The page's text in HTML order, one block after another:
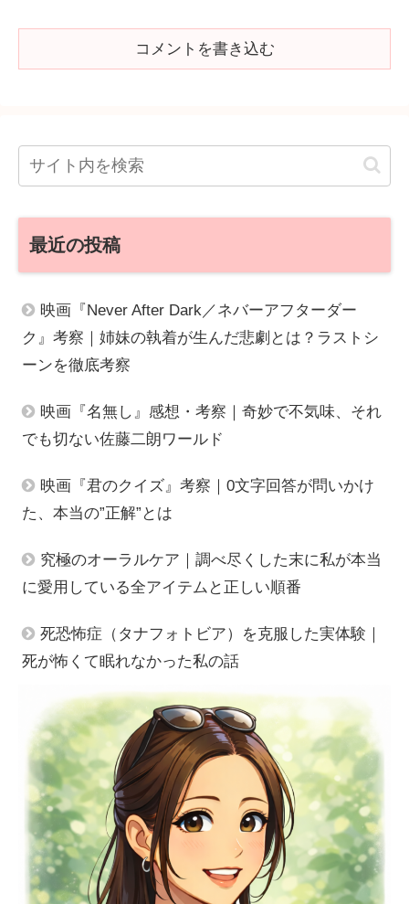
コメントを書き込む
最近の投稿
映画『Never After Dark／ネバーアフターダー
ク』考察｜姉妹の執着が生んだ悲劇とは？ラストシ
ーンを徹底考察
映画『名無し』感想・考察｜奇妙で不気味、それ
でも切ない佐藤二朗ワールド
映画『君のクイズ』考察｜0文字回答が問いかけ
た、本当の”正解”とは
究極のオーラルケア｜調べ尽くした末に私が本当
に愛用している全アイテムと正しい順番
死恐怖症（タナフォトビア）を克服した実体験｜
死が怖くて眠れなかった私の話